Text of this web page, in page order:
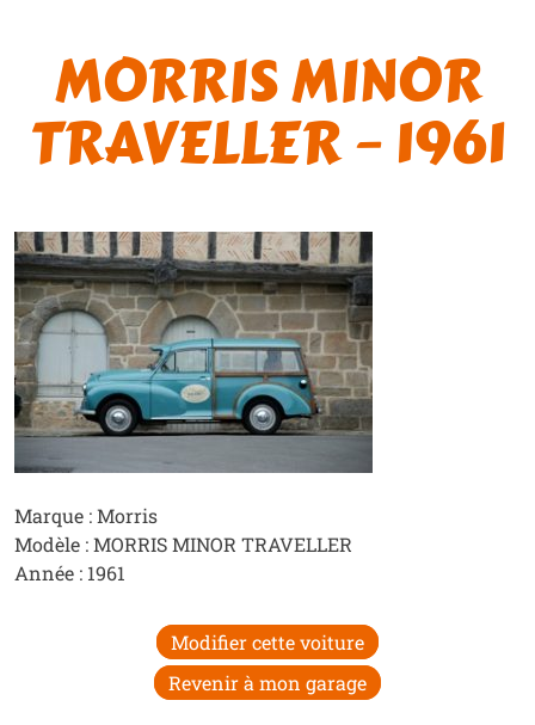
MORRIS MINOR
TRAVELLER – 1961
Marque : Morris
Modèle : MORRIS MINOR TRAVELLER
Année : 1961
Modifier cette voiture
Revenir à mon garage